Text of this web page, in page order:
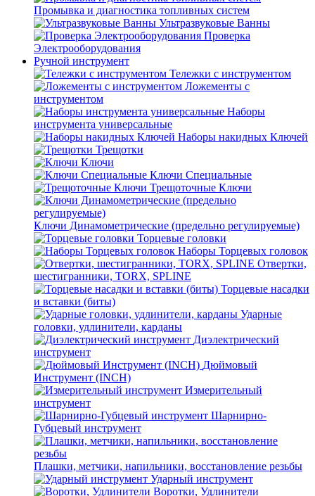
Промывка и диагностика топливных систем
Ультразвуковые Ванны
Проверка
Электрооборудования
Ручной инструмент
Тележки с инструментом
Ложементы с
инструментом
Наборы
инструмента универсальные
Наборы накидных Ключей
Трещотки
Ключи
Ключи Специальные
Трещоточные Ключи
Ключи Динамометрические (предельно регулируемые)
Торцевые головки
Наборы Торцевых головок
Отвертки,
шестигранники, TORX, SPLINE
Торцевые насадки
и вставки (биты)
Ударные
головки, удлинители, карданы
Диэлектрический
инструмент
Дюймовый
Инструмент (INCH)
Измерительный
инструмент
Шарнирно-
Губцевый инструмент
Плашки, метчики, напильники, восстановление резьбы
Ударный инструмент
Воротки, Удлинители